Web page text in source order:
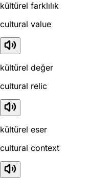
kültürel farklılık
cultural value
kültürel değer
cultural relic
kültürel eser
cultural context